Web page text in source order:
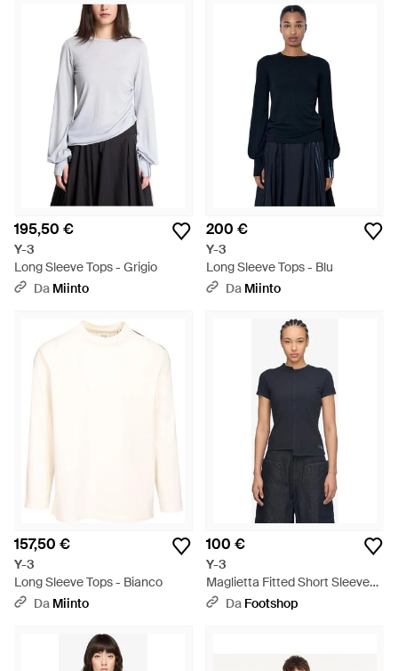
195,50 €
Y-3
Long Sleeve Tops - Grigio
Da Miinto
200 €
Y-3
Long Sleeve Tops - Blu
Da Miinto
157,50 €
Y-3
Long Sleeve Tops - Bianco
Da Miinto
100 €
Y-3
Maglietta Fitted Short Sleeve
Tee - Nero
Da Footshop